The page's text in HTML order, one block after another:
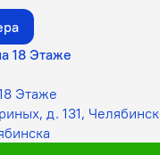
Этаже
д. 131, Челябинск